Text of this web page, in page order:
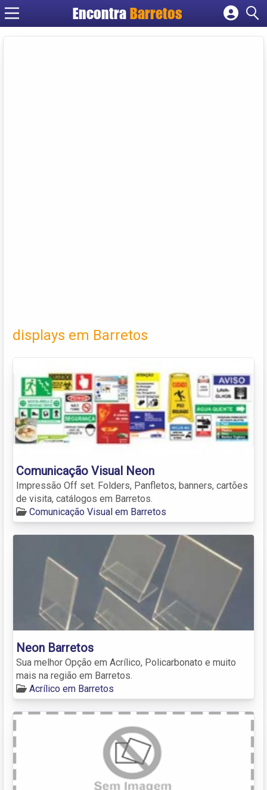
Encontra Barretos
Cadastrar empresa
displays em Barretos
Comunicação Visual Neon
Impressão Off set. Folders, Panfletos, banners, cartões
de visita, catálogos em Barretos.
Comunicação Visual em Barretos
Neon Barretos
Sua melhor Opção em Acrílico, Policarbonato e muito
mais na região em Barretos.
Acrílico em Barretos